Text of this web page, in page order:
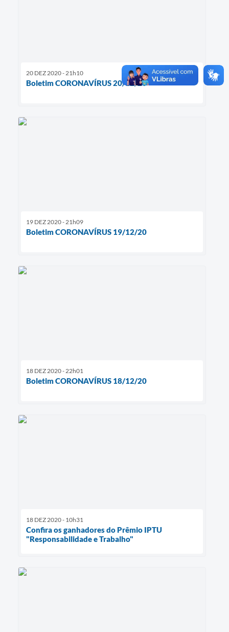
20 DEZ 2020 - 21h10
Boletim CORONAVÍRUS 20/12/20
19 DEZ 2020 - 21h09
Boletim CORONAVÍRUS 19/12/20
18 DEZ 2020 - 22h01
Boletim CORONAVÍRUS 18/12/20
18 DEZ 2020 - 10h31
Confira os ganhadores do Prêmio IPTU
"Responsabilidade e Trabalho"